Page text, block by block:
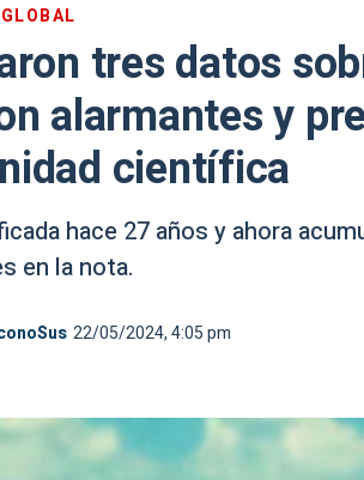
tres datos
alarmantes y
científica
hace 27 años y ahora
en la nota.
22/05/2024, 4:05 pm